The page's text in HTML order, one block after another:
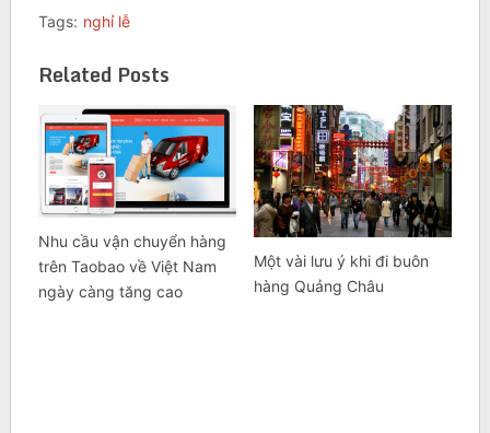
Tags: nghỉ lễ
Related Posts
Nhu cầu vận chuyển hàng
trên Taobao về Việt Nam
ngày càng tăng cao
Một vài lưu ý khi đi buôn
hàng Quảng Châu